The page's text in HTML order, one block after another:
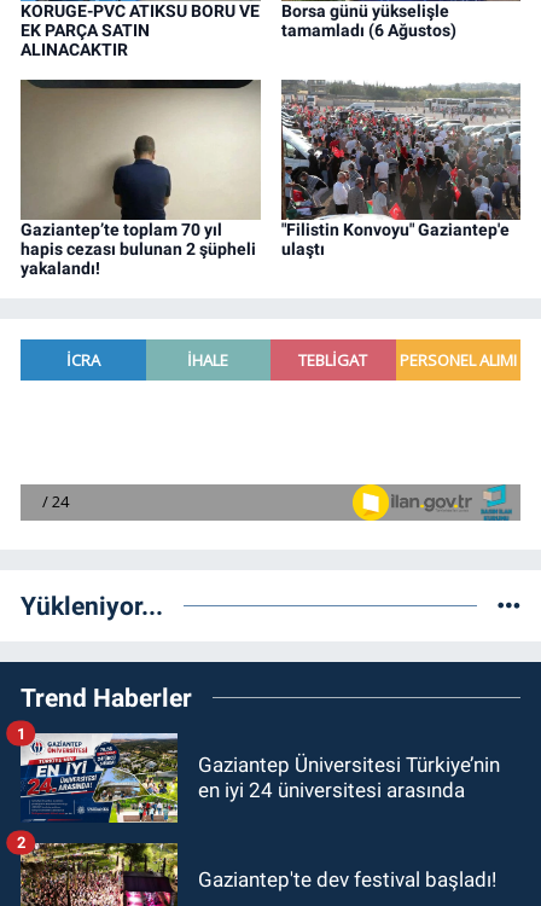
KORUGE-PVC ATIKSU BORU VE
EK PARÇA SATIN
ALINACAKTIR
Borsa günü yükselişle
tamamladı (6 Ağustos)
Gaziantep’te toplam 70 yıl
hapis cezası bulunan 2 şüpheli
yakalandı!
"Filistin Konvoyu" Gaziantep'e
ulaştı
Yükleniyor...
Trend Haberler
Gaziantep Üniversitesi Türkiye’nin
en iyi 24 üniversitesi arasında
1
Gaziantep'te dev festival başladı!
2